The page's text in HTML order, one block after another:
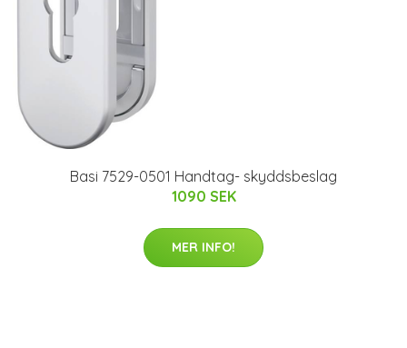
Basi 7529-0501 Handtag- skyddsbeslag
1090 SEK
MER INFO!